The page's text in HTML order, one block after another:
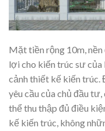
Mặt tiền rộng 10m,
lợi cho kiến trúc sư của
cảnh thiết kế kiến trúc.
yêu cầu của chủ đầu
thể thu thập đủ điều
kế kiến trúc, không